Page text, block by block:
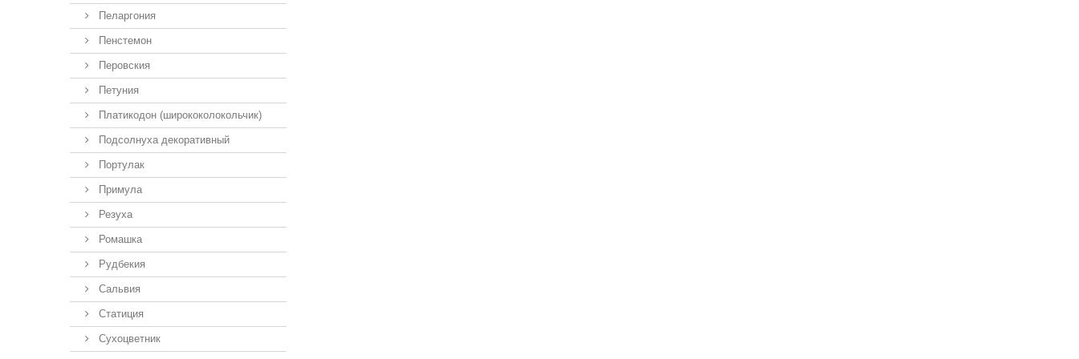
Пеларгония
Пенстемон
Перовския
Петуния
Платикодон (ширококолокольчик)
Подсолнуха декоративный
Портулак
Примула
Резуха
Ромашка
Рудбекия
Сальвия
Статиция
Сухоцветник